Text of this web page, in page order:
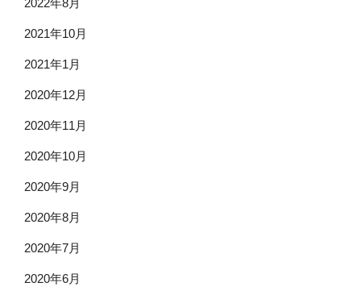
2022年8月
2021年10月
2021年1月
2020年12月
2020年11月
2020年10月
2020年9月
2020年8月
2020年7月
2020年6月